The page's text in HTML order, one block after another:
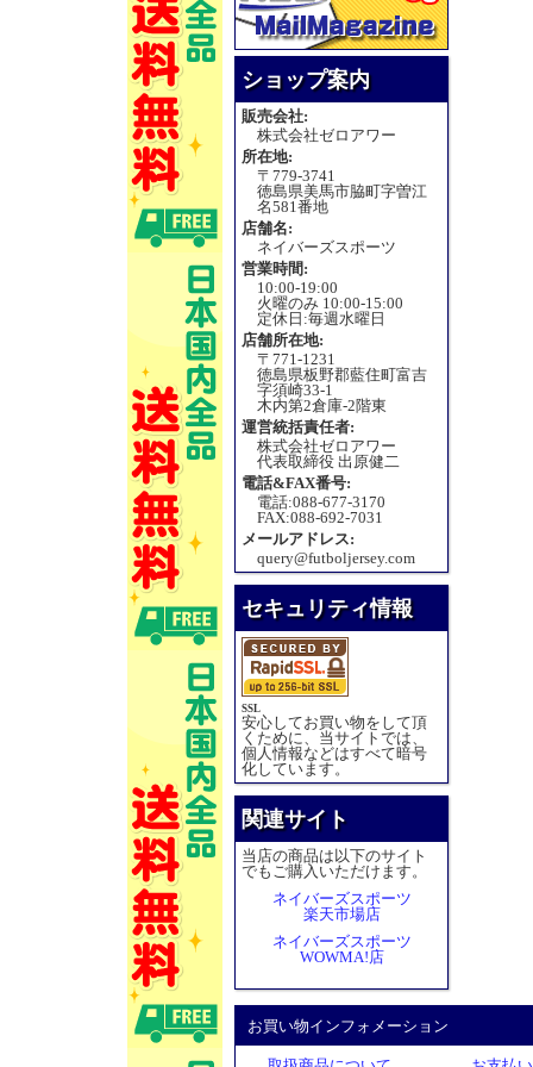
ショップ案内
販売会社:
株式会社ゼロアワー
所在地:
〒779-3741
徳島県美馬市脇町字曽江
名581番地
店舗名:
ネイバーズスポーツ
営業時間:
10:00-19:00
火曜のみ 10:00-15:00
定休日:毎週水曜日
店舗所在地:
〒771-1231
徳島県板野郡藍住町富吉
字須崎33-1
木内第2倉庫-2階東
運営統括責任者:
株式会社ゼロアワー
代表取締役 出原健二
電話&FAX番号:
電話:088-677-3170
FAX:088-692-7031
メールアドレス:
query@futboljersey.com
セキュリティ情報
SSL
安心してお買い物をして頂
くために、当サイトでは、
個人情報などはすべて暗号
化しています。
関連サイト
当店の商品は以下のサイト
でもご購入いただけます。
ネイバーズスポーツ
楽天市場店
ネイバーズスポーツ
WOWMA!店
お買い物インフォメーション